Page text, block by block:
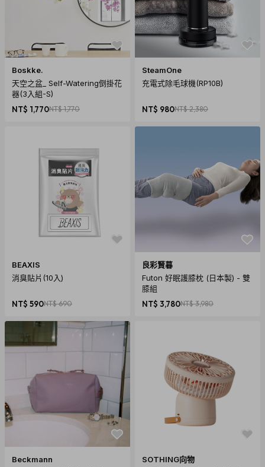
Boskke.
天空之盆_ Self-Watering倒掛花
器(3入組-S)
NT$ 1,770NT$ 1,770
SteamOne
充電式除毛球機(RP10B)
NT$ 980NT$ 2,380
BEAXIS
消臭貼片(10入)
NT$ 590NT$ 690
良彩賢暮
Futon 好眠護膝枕 (日本製) - 雙
膝組
NT$ 3,780NT$ 3,980
Beckmann
SOTHING向物